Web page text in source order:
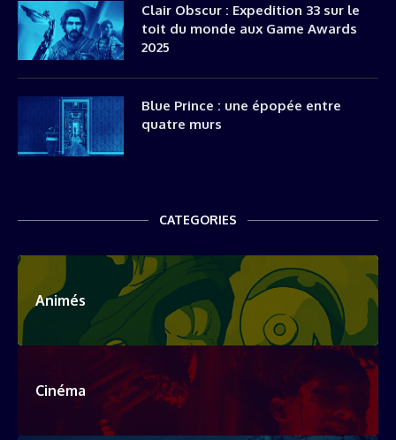
Clair Obscur : Expedition 33 sur le
toit du monde aux Game Awards
2025
Blue Prince : une épopée entre
quatre murs
CATEGORIES
Animés
Cinéma